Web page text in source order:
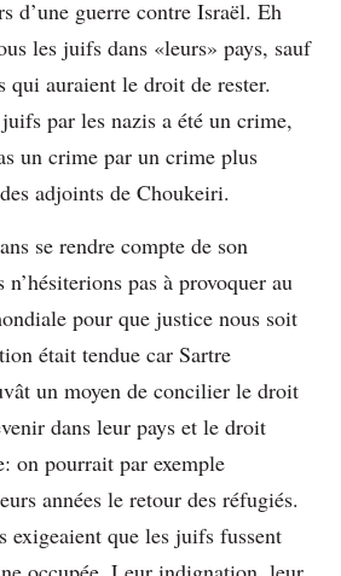
d’une guerre contre Israël. Eh
les juifs dans «leurs» pays, sauf
qui auraient le droit de rester.
par les nazis a été un crime,
un crime par un crime plus
adjoints de Choukeiri.
se rendre compte de son
pas à provoquer au
pour que justice nous soit
était tendue car Sartre
un moyen de concilier le droit
dans leur pays et le droit
on pourrait par exemple
années le retour des réfugiés.
exigeaient que les juifs fussent